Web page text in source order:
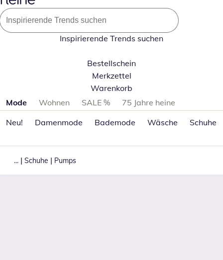
Inspirierende Trends suchen
Bestellschein
Merkzettel
Warenkorb
Produktkategorien überspringen
Mode Wohnen SALE %
75 Jahre heine
Neu!
Damenmode Bademode Wäsche Schuhe
... | Schuhe | Pumps